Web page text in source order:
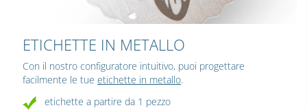
ETICHETTE IN METALLO
Con il nostro configuratore intuitivo, puoi progettare
facilmente le tue etichette in metallo.
etichette a partire da 1 pezzo